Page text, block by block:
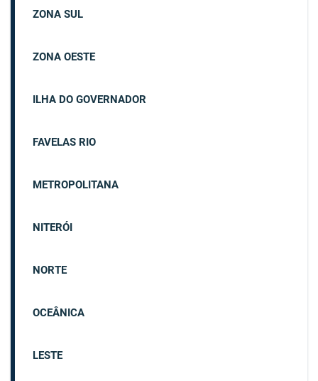
ZONA SUL
ZONA OESTE
ILHA DO GOVERNADOR
FAVELAS RIO
METROPOLITANA
NITERÓI
NORTE
OCEÂNICA
LESTE